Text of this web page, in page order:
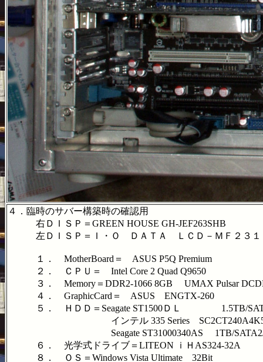
４．臨時のサバー構築時の確認用
右ＤＩＳＰ＝GREEN HOUSE GH-JEF263SHB
左ＤＩＳＰ＝Ｉ・Ｏ ＤＡＴＡ ＬＣＤ－ＭＦ２３
１． MotherBoard＝ ASUS P5Q Premium
２． ＣＰＵ＝ Intel Core 2 Quad Q9650
３． Memory＝DDR2-1066 8GB UMAX Pulsar
４． GraphicCard＝ ASUS ENGTX-260
５． ＨＤＤ＝Seagate ST1500ＤＬ 1.5TB/
インテル 335 Series SC2CT240A4K5 ４台
Seagate ST31000340AS 1TB/SATA2/
６． 光学式ドライブ＝LITEON ｉＨAS324-32A
８． ＯＳ＝Windows Vista Ultimate 32Bit